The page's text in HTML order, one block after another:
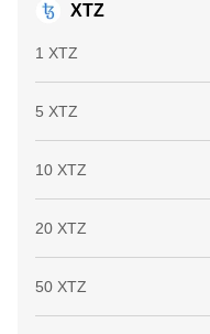
XTZ
1 XTZ
5 XTZ
10 XTZ
20 XTZ
50 XTZ